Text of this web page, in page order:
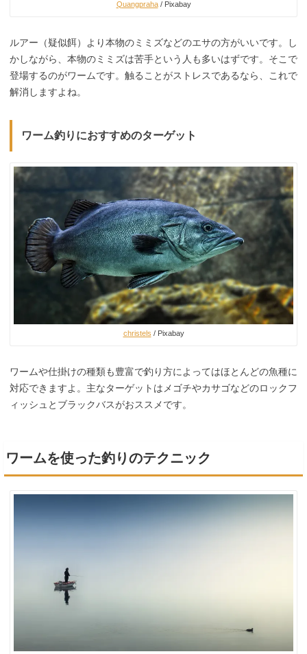
Quangpraha/ Pixabay
ルアー（疑似餌）より本物のミミズなどのエサの方がいいです。し
かしながら、本物のミミズは苦手という人も多いはずです。そこで
登場するのがワームです。触ることがストレスであるなら、これで
解消しますよね。
ワーム釣りにおすすめのターゲット
christels / Pixabay
ワームや仕掛けの種類も豊富で釣り方によってはほとんどの魚種に
対応できますよ。主なターゲットはメゴチやカサゴなどのロックフ
ィッシュとブラックバスがおススメです。
ワームを使った釣りのテクニック